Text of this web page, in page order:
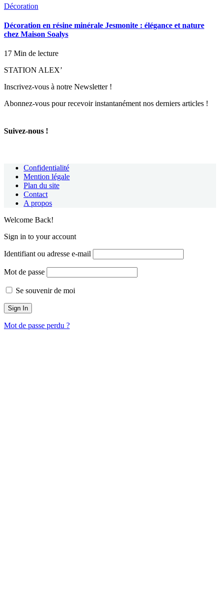
Décoration
Décoration en résine minérale Jesmonite : élégance et nature
chez Maison Soalys
17 Min de lecture
STATION ALEX’
Inscrivez-vous à notre Newsletter !
Abonnez-vous pour recevoir instantanément nos derniers articles !
Suivez-nous !
Confidentialité
Mention légale
Plan du site
Contact
A propos
Welcome Back!
Sign in to your account
Identifiant ou adresse e-mail
Mot de passe
Se souvenir de moi
Mot de passe perdu ?